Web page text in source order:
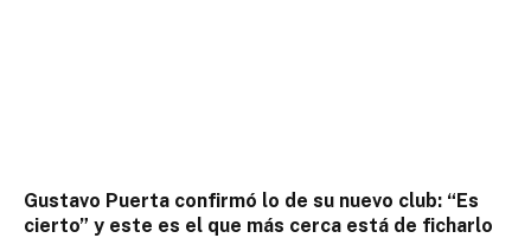
Gustavo Puerta confirmó lo de su nuevo club: “Es
cierto” y este es el que más cerca está de ficharlo